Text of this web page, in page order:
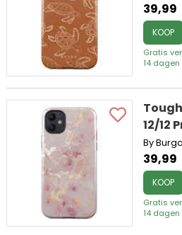
39,99
KOOP
Gratis
14
12/12
By Burga
39,99
KOOP
Gratis
14